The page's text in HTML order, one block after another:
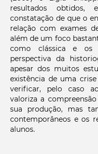
resultados obtidos,
constatação de que o
relação com exames
além de um foco
como clássica e os
perspectiva da
apesar dos muitos
existência de uma
verificar, pelo caso
valoriza a
sua produção, mas
contemporâneos e os
alunos.